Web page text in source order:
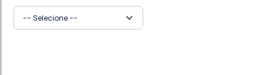
-- Selecione --